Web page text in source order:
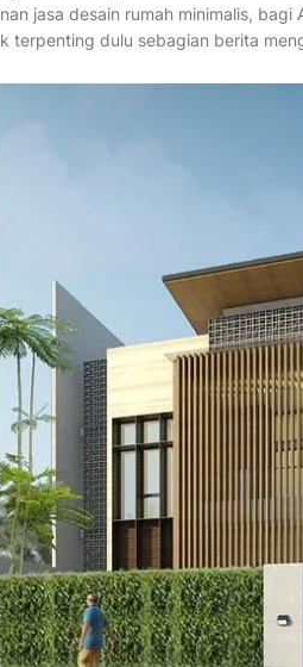
jasa desain rumah minimalis,
terpenting dulu sebagian berita